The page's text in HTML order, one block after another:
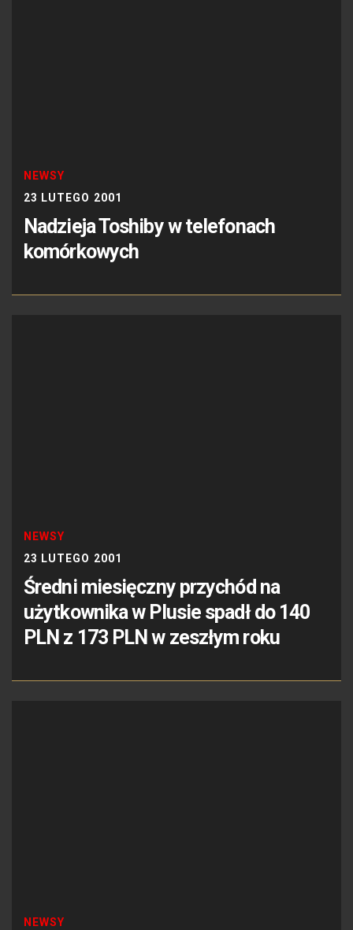
NEWSY
23 LUTEGO 2001
Nadzieja Toshiby w telefonach
komórkowych
NEWSY
23 LUTEGO 2001
Średni miesięczny przychód na
użytkownika w Plusie spadł do 140
PLN z 173 PLN w zeszłym roku
NEWSY